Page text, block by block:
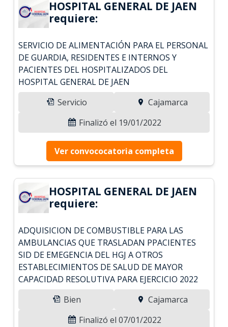
HOSPITAL GENERAL DE JAEN
requiere:
SERVICIO DE ALIMENTACIÓN PARA EL PERSONAL
DE GUARDIA, RESIDENTES E INTERNOS Y
PACIENTES DEL HOSPITALIZADOS DEL
HOSPITAL GENERAL DE JAEN
Servicio
Cajamarca
Finalizó el 19/01/2022
Ver convococatoria completa
HOSPITAL GENERAL DE JAEN
requiere:
ADQUISICION DE COMBUSTIBLE PARA LAS
AMBULANCIAS QUE TRASLADAN PPACIENTES
SID DE EMEGENCIA DEL HGJ A OTROS
ESTABLECIMIENTOS DE SALUD DE MAYOR
CAPACIDAD RESOLUTIVA PARA EJERCICIO 2022
Bien
Cajamarca
Finalizó el 07/01/2022